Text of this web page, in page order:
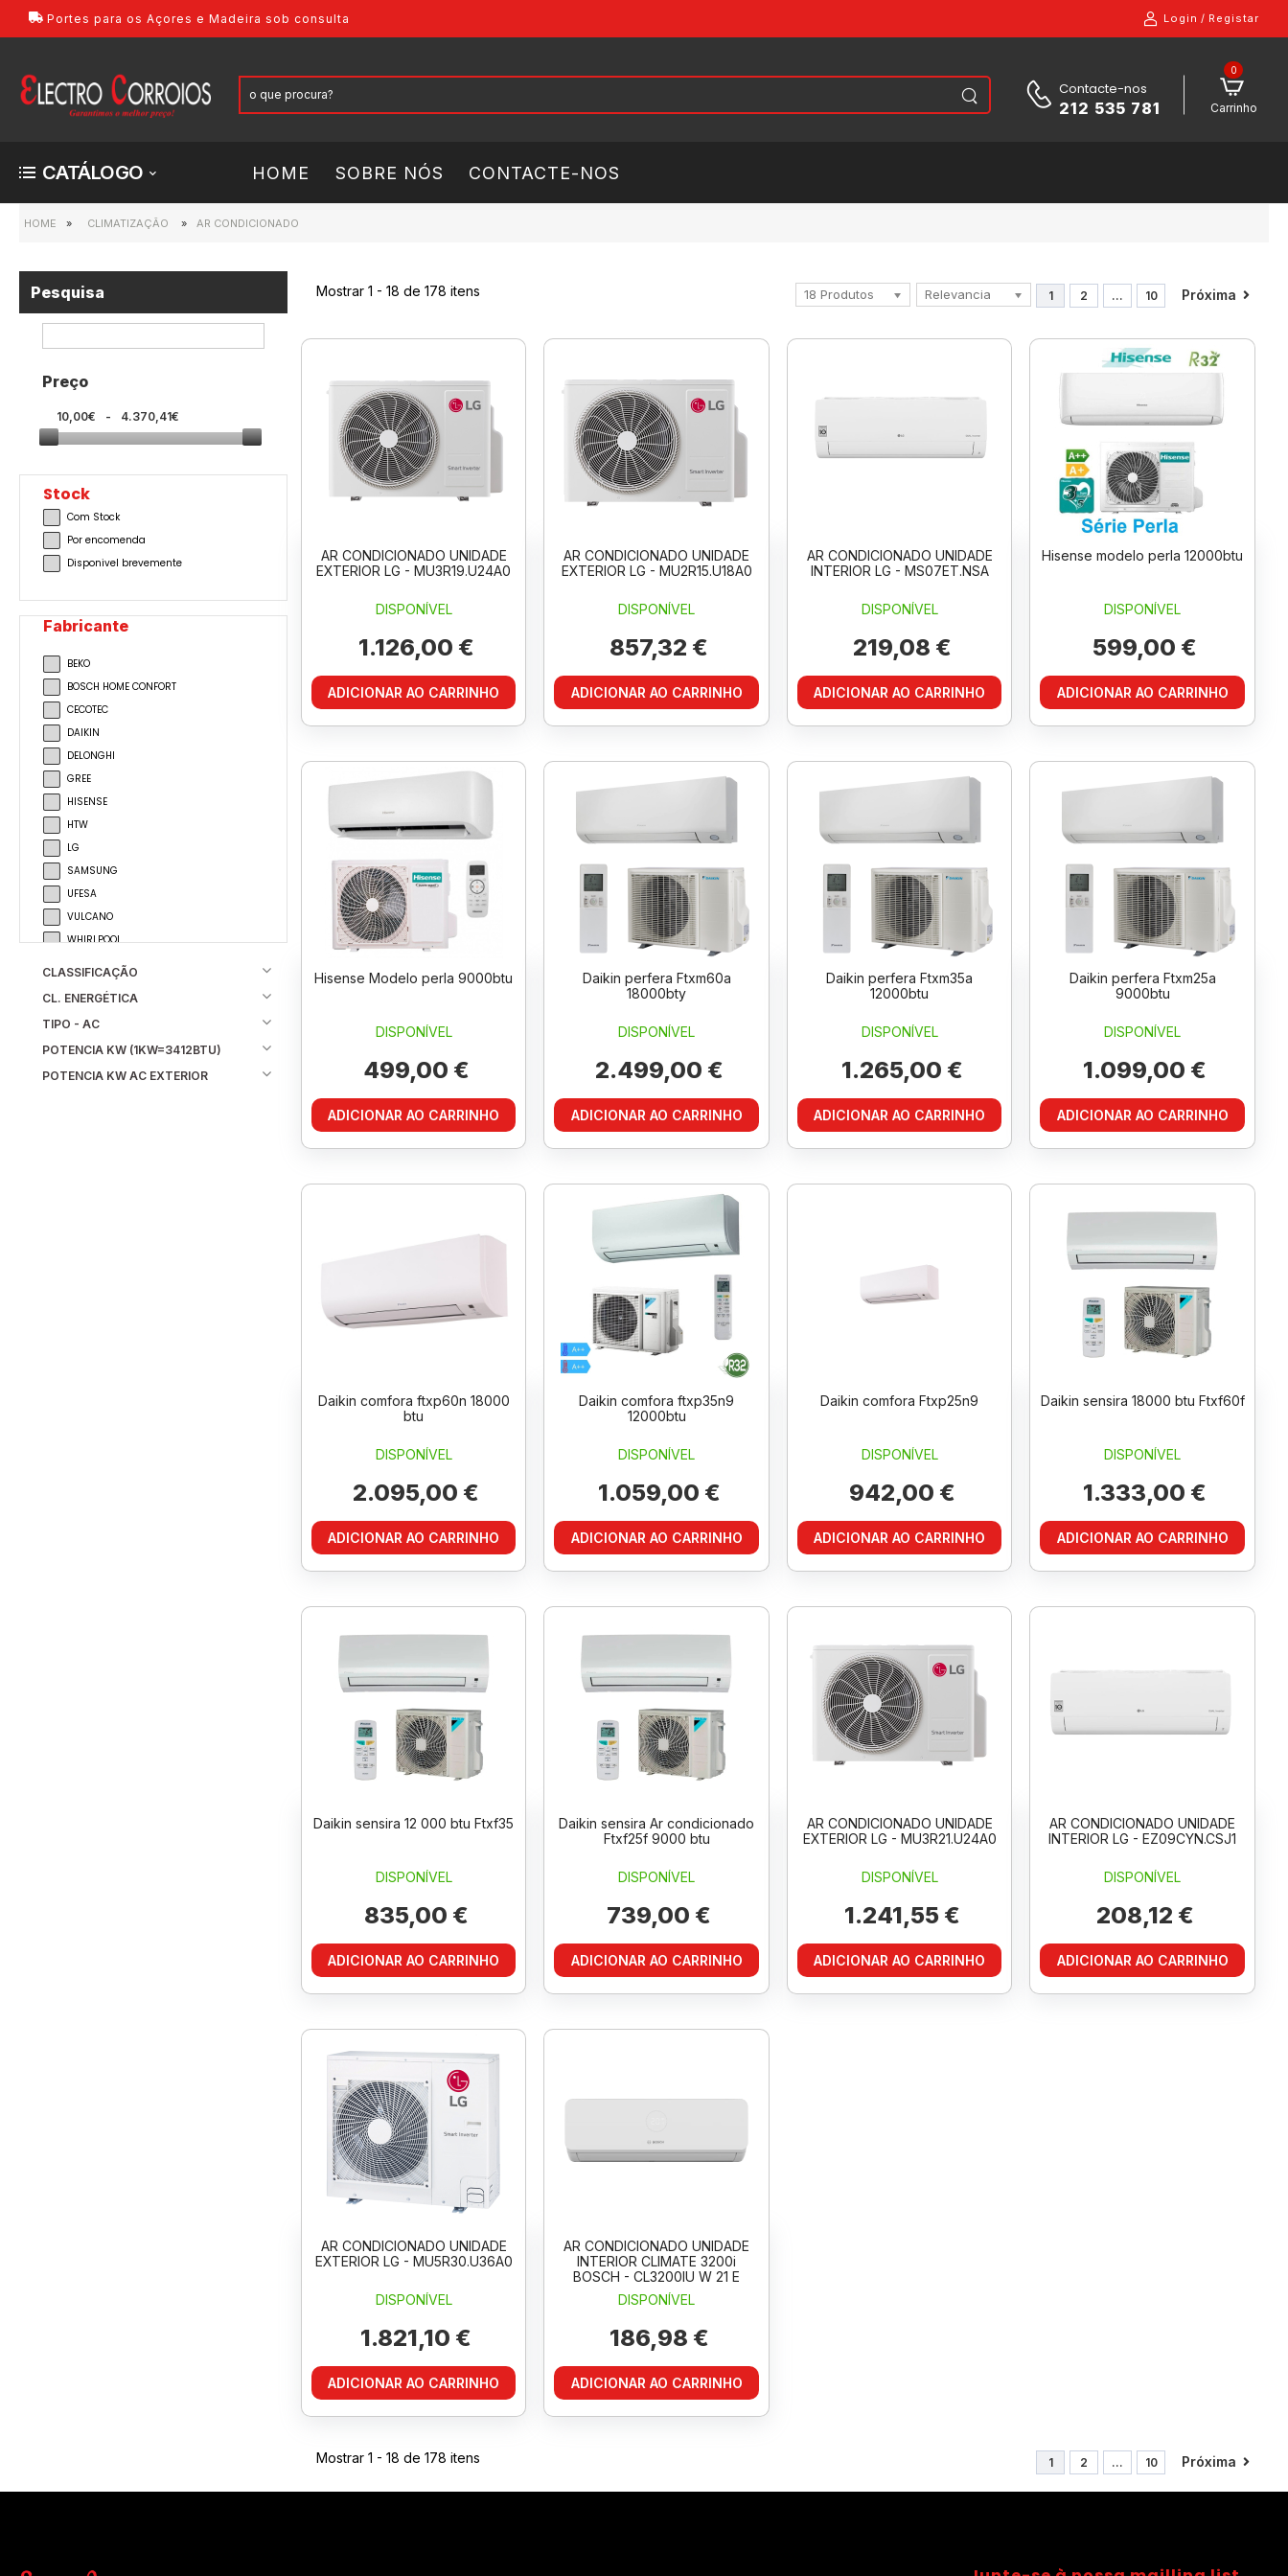
Portes para os Açores e Madeira sob consulta Login / Registar
Contacte-nos
212 535 781 Carrinho
0
CATÁLOGO HOME SOBRE NÓS CONTACTE-NOS
HOME » CLIMATIZAÇÃO » AR CONDICIONADO
Pesquisa
Preço
10,00€ - 4.370,41€
Stock
Com Stock
Por encomenda
Disponivel brevemente
Fabricante
BEKO
BOSCH HOME CONFORT
CECOTEC
DAIKIN
DELONGHI
GREE
HISENSE
HTW
LG
SAMSUNG
UFESA
VULCANO
WHIRLPOOL
CLASSIFICAÇÃO
CL. ENERGÉTICA
TIPO - AC
POTENCIA KW (1KW=3412BTU)
POTENCIA KW AC EXTERIOR
Mostrar 1 - 18 de 178 itens 1 2 ... 10 Próxima
Relevancia
18 Produtos
AR CONDICIONADO UNIDADE
EXTERIOR LG - MU3R19.U24A0
DISPONÍVEL
1.126,00 €
ADICIONAR AO CARRINHO
AR CONDICIONADO UNIDADE
EXTERIOR LG - MU2R15.U18A0
DISPONÍVEL
857,32 €
ADICIONAR AO CARRINHO
AR CONDICIONADO UNIDADE
INTERIOR LG - MS07ET.NSA
DISPONÍVEL
219,08 €
ADICIONAR AO CARRINHO
Hisense modelo perla 12000btu
DISPONÍVEL
599,00 €
ADICIONAR AO CARRINHO
Hisense Modelo perla 9000btu
DISPONÍVEL
499,00 €
ADICIONAR AO CARRINHO
Daikin perfera Ftxm60a
18000bty
DISPONÍVEL
2.499,00 €
ADICIONAR AO CARRINHO
Daikin perfera Ftxm35a
12000btu
DISPONÍVEL
1.265,00 €
ADICIONAR AO CARRINHO
Daikin perfera Ftxm25a
9000btu
DISPONÍVEL
1.099,00 €
ADICIONAR AO CARRINHO
Daikin comfora ftxp60n 18000
btu
DISPONÍVEL
2.095,00 €
ADICIONAR AO CARRINHO
Daikin comfora ftxp35n9
12000btu
DISPONÍVEL
1.059,00 €
ADICIONAR AO CARRINHO
Daikin comfora Ftxp25n9
DISPONÍVEL
942,00 €
ADICIONAR AO CARRINHO
Daikin sensira 18000 btu Ftxf60f
DISPONÍVEL
1.333,00 €
ADICIONAR AO CARRINHO
Daikin sensira 12 000 btu Ftxf35
DISPONÍVEL
835,00 €
ADICIONAR AO CARRINHO
Daikin sensira Ar condicionado
Ftxf25f 9000 btu
DISPONÍVEL
739,00 €
ADICIONAR AO CARRINHO
AR CONDICIONADO UNIDADE
EXTERIOR LG - MU3R21.U24A0
DISPONÍVEL
1.241,55 €
ADICIONAR AO CARRINHO
AR CONDICIONADO UNIDADE
INTERIOR LG - EZ09CYN.CSJ1
DISPONÍVEL
208,12 €
ADICIONAR AO CARRINHO
AR CONDICIONADO UNIDADE
EXTERIOR LG - MU5R30.U36A0
DISPONÍVEL
1.821,10 €
ADICIONAR AO CARRINHO
AR CONDICIONADO UNIDADE
INTERIOR CLIMATE 3200i
BOSCH - CL3200IU W 21 E
DISPONÍVEL
186,98 €
ADICIONAR AO CARRINHO
Mostrar 1 - 18 de 178 itens 1 2 ... 10 Próxima